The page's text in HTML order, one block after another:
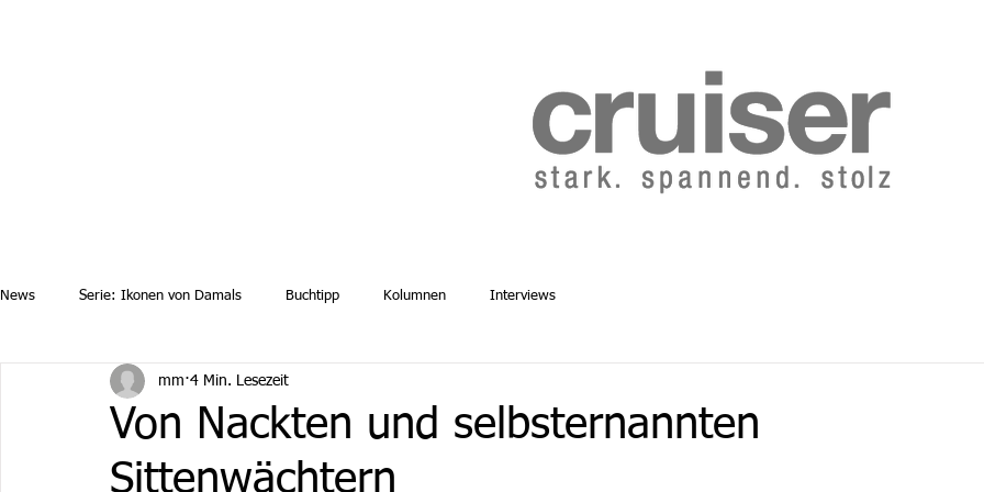
News Serie: Ikonen von Damals Buchtipp Kolumnen Interviews
Von Nackten und selbsternannten
Sittenwächtern
mm 4 Min. Lesezeit